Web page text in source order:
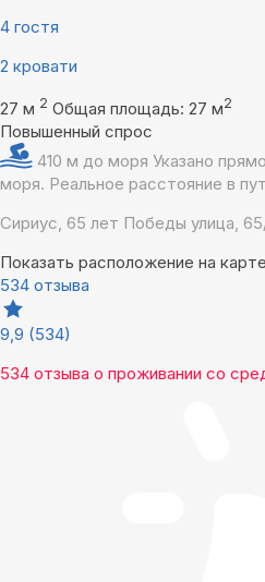
4 гостя
2 кровати
27 м 2 Общая площадь: 27 м2
Повышенный спрос
410 м до моря Указано
моря. Реальное расстояние в
Сириус, 65 лет Победы улица,
Показать расположение на карте
534 отзыва
9,9 (534)
534 отзыва о проживании со